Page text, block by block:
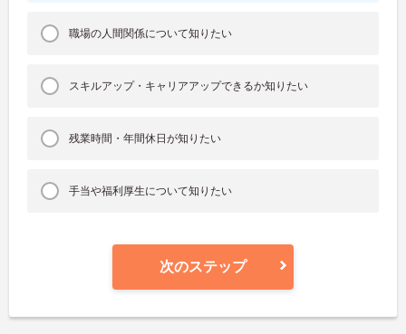
職場の人間関係について知りたい
スキルアップ・キャリアアップできるか知りたい
残業時間・年間休日が知りたい
手当や福利厚生について知りたい
次のステップ